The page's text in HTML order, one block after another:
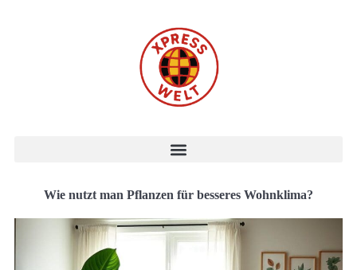
Wie nutzt man Pflanzen für besseres Wohnklima?